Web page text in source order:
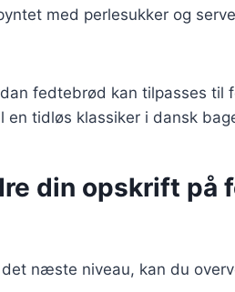
med perlesukker og
fedtebrød kan tilpasses til
en tidløs klassiker i dansk
din opskrift på
næste niveau, kan du